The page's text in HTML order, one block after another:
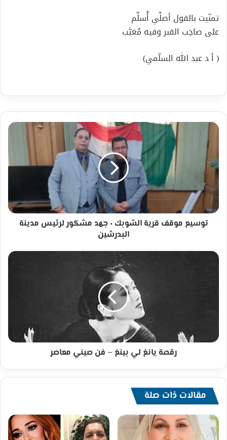
تمنّيت بالقول أصلِّي أُسلِّم
على صاحِب القبر وفيه مُغيَّب
( أ د عبد الله السلّمي)
توسيع
موقف
قرية
الشوبك
٠
جهد
مشكور
لرئيس
مدينة
البدرشين
توسيع موقف قرية الشوبك ٠ جهد مشكور لرئيس مدينة
البدرشين
رقصة
رقصة يانغ لي بينغ – فن صيني معاصر
مقالات ذات صلة